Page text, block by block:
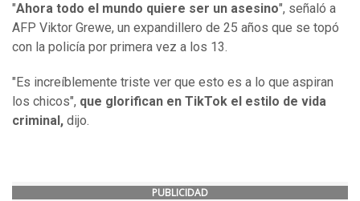
"Ahora todo el mundo quiere ser un asesino", señaló a
AFP Viktor Grewe, un expandillero de 25 años que se topó
con la policía por primera vez a los 13.
"Es increíblemente triste ver que esto es a lo que aspiran
los chicos", que glorifican en TikTok el estilo de vida
criminal, dijo.
PUBLICIDAD